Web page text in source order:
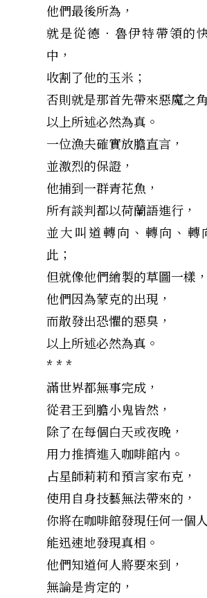
他們最後所為，
就是從德‧魯伊特帶領的
中，
收割了他的玉米；
否則就是那首先帶來惡魔之
以上所述必然為真。
一位漁夫確實放膽直言，
並激烈的保證，
他捕到一群青花魚，
所有談判都以荷蘭語進行，
並大叫道轉向、轉向、轉
此；
但就像他們繪製的草圖一樣，
他們因為蒙克的出現，
而散發出恐懼的惡臭，
以上所述必然為真。
* * *
滿世界都無事完成，
從君王到膽小鬼皆然，
除了在每個白天或夜晚，
用力推擠進入咖啡館內。
占星師莉莉和預言家布克，
使用自身技藝無法帶來的，
你將在咖啡館發現任何一個人
能迅速地發現真相。
他們知道何人將要來到，
無論是肯定的，